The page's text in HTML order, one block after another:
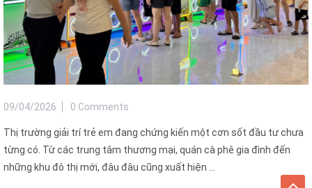
09/04/2026 0 Comments
Thị trường giải trí trẻ em đang chứng kiến một cơn sốt đầu tư chưa
từng có. Từ các trung tâm thương mại, quán cà phê gia đình đến
những khu đô thị mới, đâu đâu cũng xuất hiện ...